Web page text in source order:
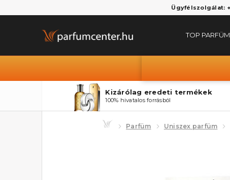
Ügyfélszolgálat:
TOP
Kizárólag eredeti termékek
100% hivatalos forrásból
Parfüm Uniszex parfüm